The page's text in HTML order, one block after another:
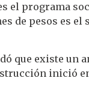
el programa
de pesos es el
que existe un
inició